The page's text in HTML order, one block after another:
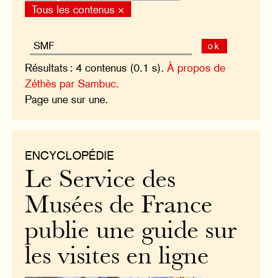
Tous les contenus ×
ok
Résultats : 4 contenus (0.1 s).À propos de
Zéthès par Sambuc.
Page une sur une.
ENCYCLOPÉDIE
Le Service des
Musées de France
publie une guide sur
les visites en ligne